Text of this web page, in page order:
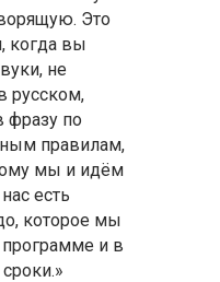
Это
когда вы
не
русском,
фразу по
правилам,
мы и идём
есть
которое мы
программе и в